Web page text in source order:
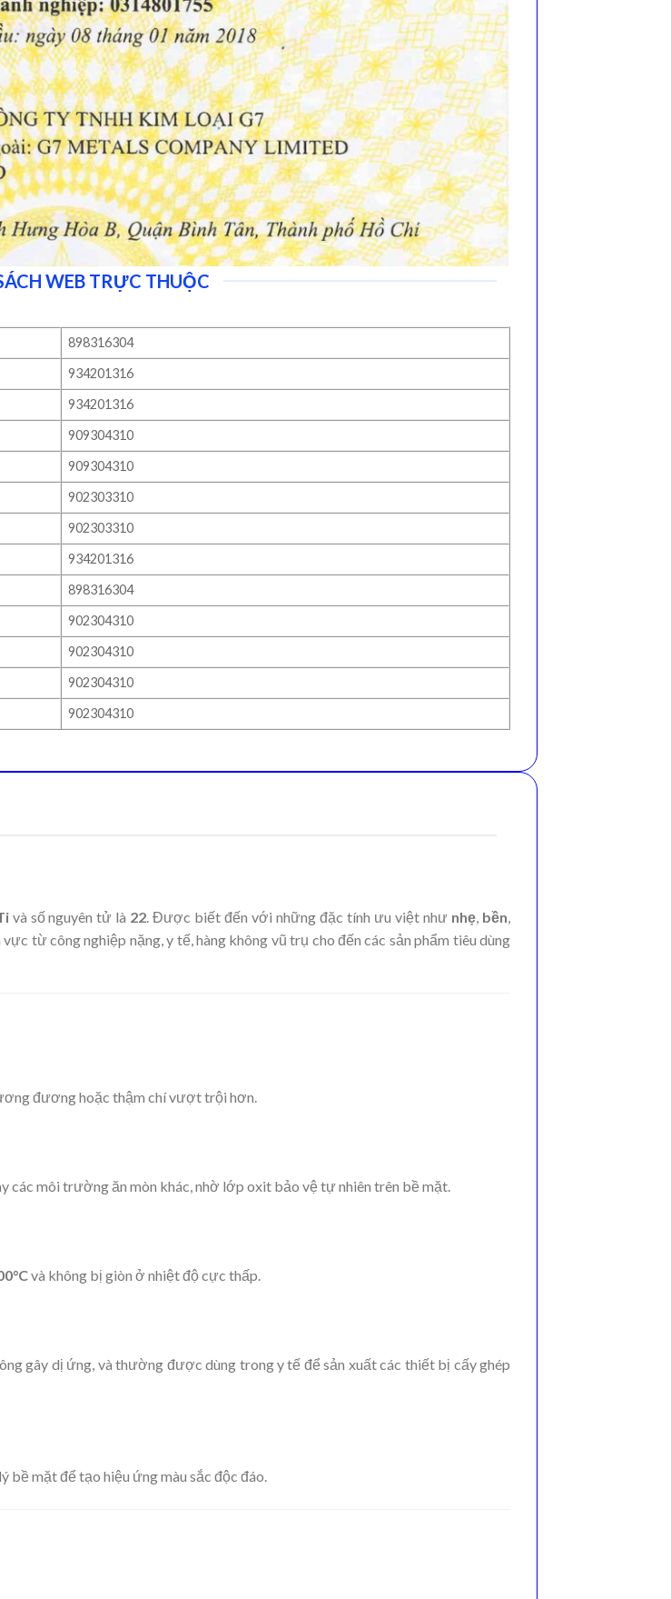
WEB TRỰC THUỘC
898316304
934201316
934201316
909304310
909304310
902303310
902303310
934201316
898316304
902304310
902304310
902304310
902304310
và số nguyên tử là 22. Được biết đến với những đặc tính ưu việt như nhẹ, bền,
từ công nghiệp nặng, y tế, hàng không vũ trụ cho đến các sản phẩm tiêu dùng
đương hoặc thậm chí vượt trội hơn.
các môi trường ăn mòn khác, nhờ lớp oxit bảo vệ tự nhiên trên bề mặt.
và không bị giòn ở nhiệt độ cực thấp.
gây dị ứng, và thường được dùng trong y tế để sản xuất các thiết bị cấy ghép
bề mặt để tạo hiệu ứng màu sắc độc đáo.